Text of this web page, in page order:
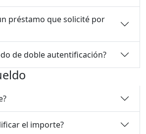
préstamo que solicité por
de doble autentificación?
el importe?